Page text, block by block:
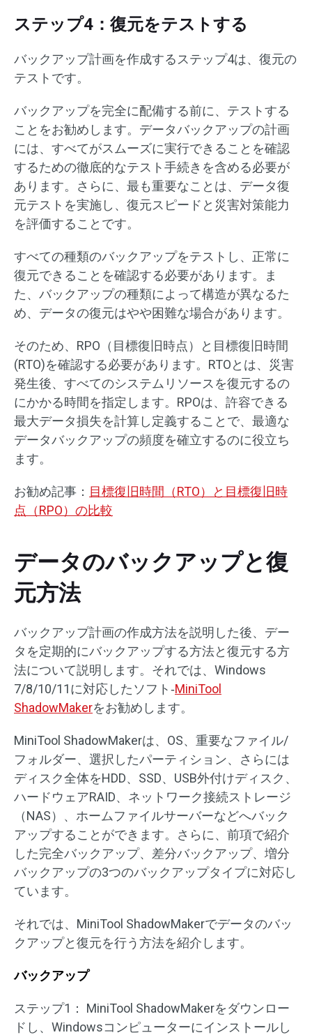
ステップ4：復元をテストする
バックアップ計画を作成するステップ4は、復元の
テストです。
バックアップを完全に配備する前に、テストする
ことをお勧めします。データバックアップの計画
には、すべてがスムーズに実行できることを確認
するための徹底的なテスト手続きを含める必要が
あります。さらに、最も重要なことは、データ復
元テストを実施し、復元スピードと災害対策能力
を評価することです。
すべての種類のバックアップをテストし、正常に
復元できることを確認する必要があります。ま
た、バックアップの種類によって構造が異なるた
め、データの復元はやや困難な場合があります。
そのため、RPO（目標復旧時点）と目標復旧時間
(RTO)を確認する必要があります。RTOとは、災害
発生後、すべてのシステムリソースを復元するの
にかかる時間を指定します。RPOは、許容できる
最大データ損失を計算し定義することで、最適な
データバックアップの頻度を確立するのに役立ち
ます。
お勧め記事： 目標復旧時間（RTO）と目標復旧時
点（RPO）の比較
データのバックアップと復
元方法
バックアップ計画の作成方法を説明した後、デー
タを定期的にバックアップする方法と復元する方
法について説明します。それでは、Windows
7/8/10/11に対応したソフト‐MiniTool
ShadowMakerをお勧めします。
MiniTool ShadowMakerは、OS、重要なファイル/
フォルダー、選択したパーティション、さらには
ディスク全体をHDD、SSD、USB外付けディスク、
ハードウェアRAID、ネットワーク接続ストレージ
（NAS）、ホームファイルサーバーなどへバック
アップすることができます。さらに、前項で紹介
した完全バックアップ、差分バックアップ、増分
バックアップの3つのバックアップタイプに対応し
ています。
それでは、MiniTool ShadowMakerでデータのバッ
クアップと復元を行う方法を紹介します。
バックアップ
ステップ1： MiniTool ShadowMakerをダウンロー
ドし、Windowsコンピューターにインストールし